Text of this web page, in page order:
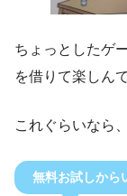
ちょっとしたゲ
を借りて楽しん
これぐらいなら
無料お試しから